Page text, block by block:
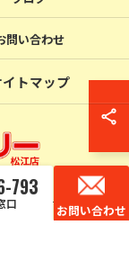
793
口 お問い合わせ
問い合わせ
イトマップ
RIGHTS RESERVED.